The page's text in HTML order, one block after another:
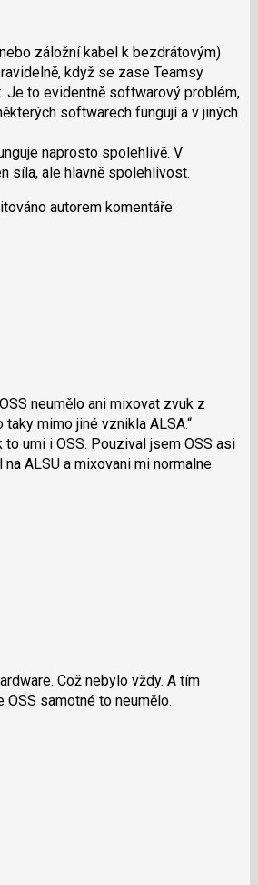
záložní kabel k bezdrátovým)
když se zase Teamsy
Je to evidentně softwarový problém,
softwarech fungují a v jiných
naprosto spolehlivě. V
síla, ale hlavně spolehlivost.
autorem komentáře
neumělo ani mixovat zvuk z
taky mimo jiné vznikla ALSA.
to umi i OSS. Pouzival jsem OSS asi
ALSU a mixovani mi normalne
Což nebylo vždy. A tím
OSS samotné to neumělo.